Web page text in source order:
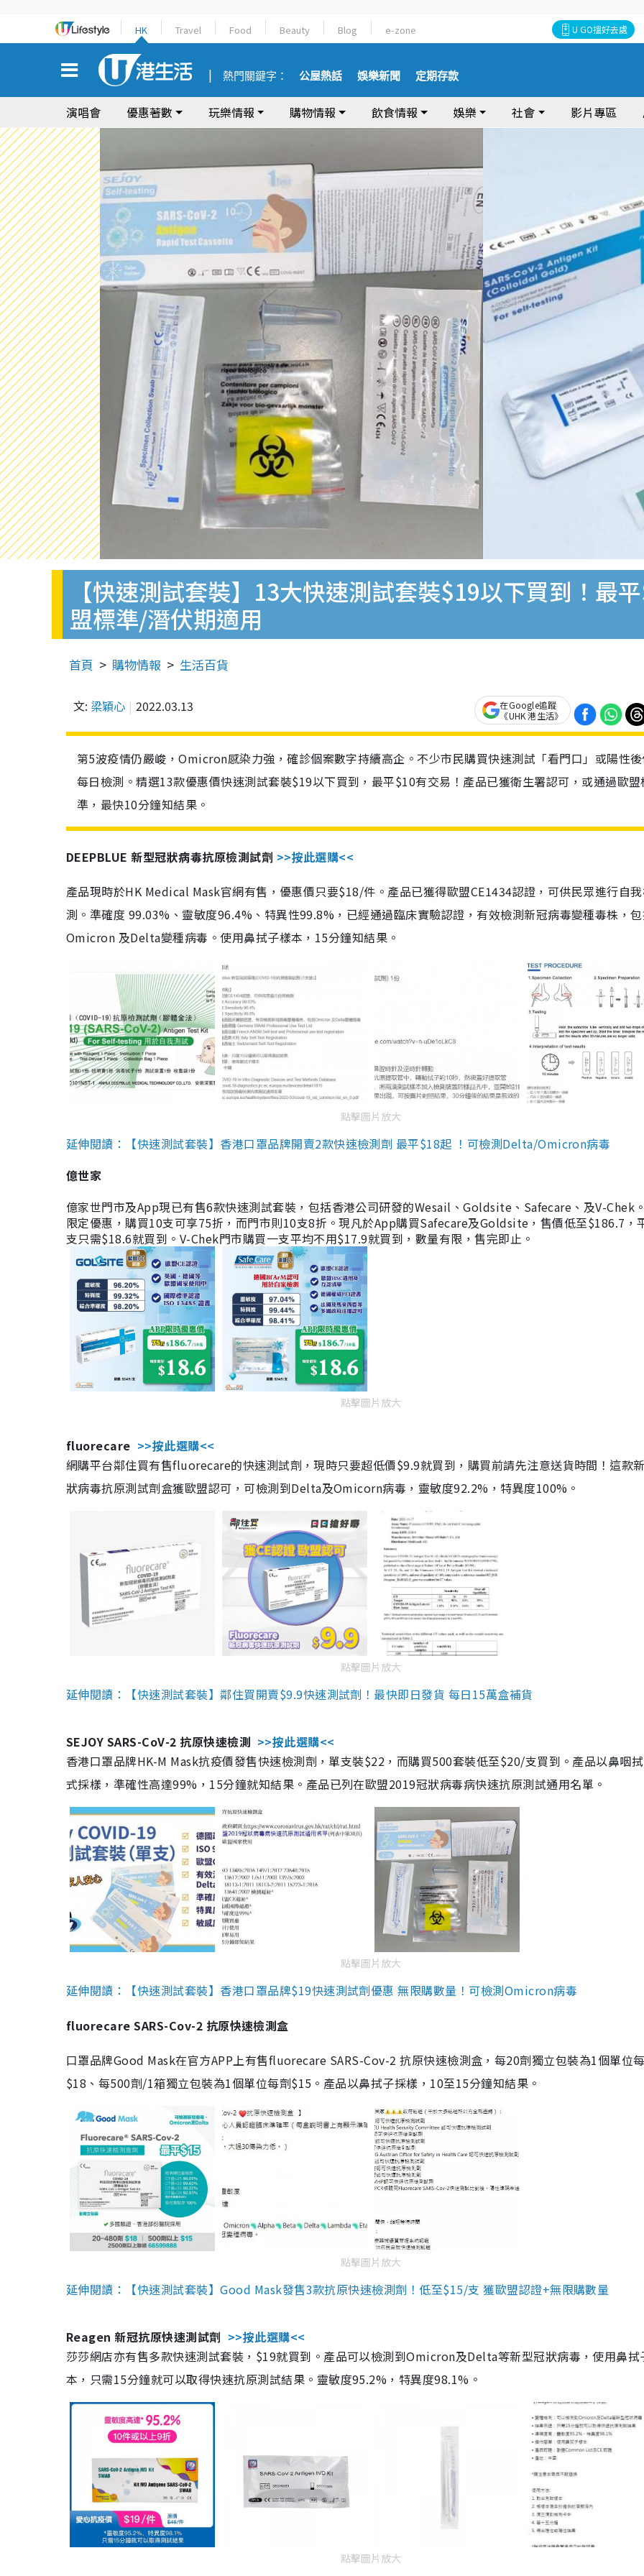
HK Travel Food Beauty Blog e-zone U GO搵好去處
熱門關鍵字： 公屋熱話 娛樂新聞 定期存款
演唱會 優惠著數 玩樂情報 購物情報 飲食情報 娛樂 社會 影片專區
【快速測試套裝】13大快速測試套裝$19以下買到！最
盟標準/潛伏期適用
首頁 購物情報 生活百貨
文: 梁穎心 2022.03.13
在Google追蹤
《UHK 港生活》
第5波疫情仍嚴峻，Omicron感染力強，確診個案數字持續高企。不少市民購買快速測試「看門口」或陽性
每日檢測。精選13款優惠價快速測試套裝$19以下買到，最平$10有交易！產品已獲衛生署認可，或通過歐盟
準，最快10分鐘知結果。
DEEPBLUE 新型冠狀病毒抗原檢測試劑 >>按此選購<<
產品現時於HK Medical Mask官網有售，優惠價只要$18/件。產品已獲得歐盟CE1434認證，可供民眾進行自
測。準確度 99.03%、靈敏度96.4%、特異性99.8%，已經通過臨床實驗認證，有效檢測新冠病毒變種毒株，
Omicron 及Delta變種病毒。使用鼻拭子樣本，15分鐘知結果。
點擊圖片放大
延伸閱讀：【快速測試套裝】香港口罩品牌開賣2款快速檢測劑 最平$18起 ！可檢測Delta/Omicron病毒
億世家
億家世門市及App現已有售6款快速測試套裝，包括香港公司研發的Wesail、Goldsite、Safecare、及V-Chek
限定優惠，購買10支可享75折，而門市則10支8折。現凡於App購買Safecare及Goldsite，售價低至$186.7，
支只需$18.6就買到。V-Chek門市購買一支平均不用$17.9就買到，數量有限，售完即止。
點擊圖片放大
fluorecare >>按此選購<<
網購平台鄰住買有售fluorecare的快速測試劑，現時只要超低價$9.9就買到，購買前請先注意送貨時間！這款
狀病毒抗原測試劑盒獲歐盟認可，可檢測到Delta及Omicorn病毒，靈敏度92.2%，特異度100%。
點擊圖片放大
延伸閱讀：【快速測試套裝】鄰住買開賣$9.9快速測試劑！最快即日發貨 每日15萬盒補貨
SEJOY SARS-CoV-2 抗原快速檢測 >>按此選購<<
香港口罩品牌HK-M Mask抗疫價發售快速檢測劑，單支裝$22，而購買500套裝低至$20/支買到。產品以鼻咽
式採樣，準確性高達99%，15分鐘就知結果。產品已列在歐盟2019冠狀病毒病快速抗原測試通用名單。
點擊圖片放大
延伸閱讀：【快速測試套裝】香港口罩品牌$19快速測試劑優惠 無限購數量！可檢測Omicron病毒
fluorecare SARS-Cov-2 抗原快速檢測盒
口罩品牌Good Mask在官方APP上有售fluorecare SARS-Cov-2 抗原快速檢測盒，每20劑獨立包裝為1個單位
$18、每500劑/1箱獨立包裝為1個單位每劑$15。產品以鼻拭子採樣，10至15分鐘知結果。
點擊圖片放大
延伸閱讀：【快速測試套裝】Good Mask發售3款抗原快速檢測劑！低至$15/支 獲歐盟認證+無限購數量
Reagen 新冠抗原快速測試劑 >>按此選購<<
莎莎網店亦有售多款快速測試套裝，$19就買到。產品可以檢測到Omicron及Delta等新型冠狀病毒，使用鼻拭
本，只需15分鐘就可以取得快速抗原測試結果。靈敏度95.2%，特異度98.1%。
點擊圖片放大